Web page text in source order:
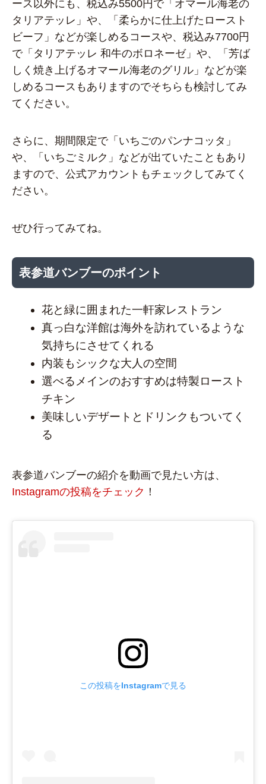
ース以外にも、税込み5500円で「オマール海老の
タリアテッレ」や、「柔らかに仕上げたロースト
ビーフ」などが楽しめるコースや、税込み7700円
で「タリアテッレ 和牛のボロネーゼ」や、「芳ば
しく焼き上げるオマール海老のグリル」などが楽
しめるコースもありますのでそちらも検討してみ
てください。
さらに、期間限定で「いちごのパンナコッタ」
や、「いちごミルク」などが出ていたこともあり
ますので、公式アカウントもチェックしてみてく
ださい。
ぜひ行ってみてね。
表参道バンブーのポイント
花と緑に囲まれた一軒家レストラン
真っ白な洋館は海外を訪れているような
気持ちにさせてくれる
内装もシックな大人の空間
選べるメインのおすすめは特製ロースト
チキン
美味しいデザートとドリンクもついてく
る
表参道バンブーの紹介を動画で見たい方は、
Instagramの投稿をチェック ！
この投稿をInstagramで見る